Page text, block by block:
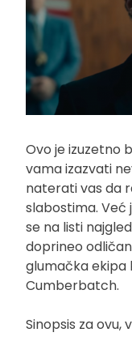
Ovo je izuzetno
vama izazvati
naterati vas da
slabostima. Već
se na listi
doprineo
glumačka ekipa
Cumberbatch.
Sinopsis za ovu,